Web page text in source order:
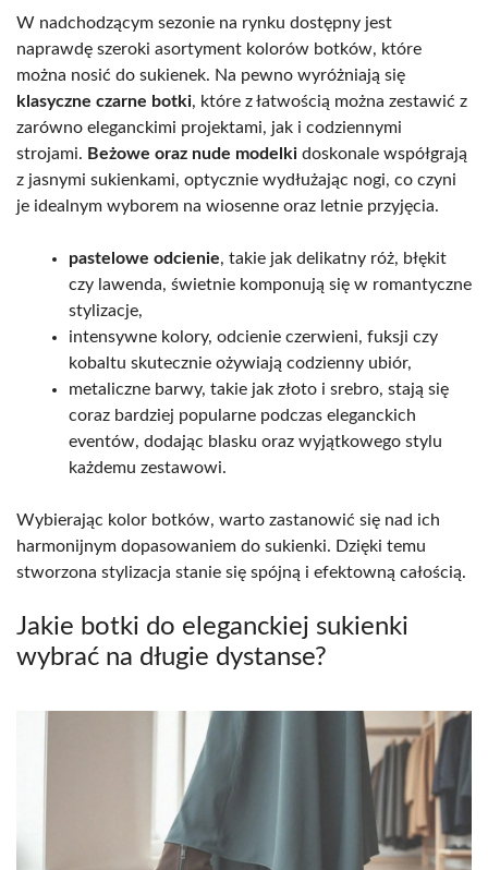
W nadchodzącym sezonie na rynku dostępny jest
naprawdę szeroki asortyment kolorów botków, które
można nosić do sukienek. Na pewno wyróżniają się
klasyczne czarne botki, które z łatwością można zestawić z
zarówno eleganckimi projektami, jak i codziennymi
strojami. Beżowe oraz nude modelki doskonale współgrają
z jasnymi sukienkami, optycznie wydłużając nogi, co czyni
je idealnym wyborem na wiosenne oraz letnie przyjęcia.
pastelowe odcienie, takie jak delikatny róż, błękit
czy lawenda, świetnie komponują się w romantyczne
stylizacje,
intensywne kolory, odcienie czerwieni, fuksji czy
kobaltu skutecznie ożywiają codzienny ubiór,
metaliczne barwy, takie jak złoto i srebro, stają się
coraz bardziej popularne podczas eleganckich
eventów, dodając blasku oraz wyjątkowego stylu
każdemu zestawowi.
Wybierając kolor botków, warto zastanowić się nad ich
harmonijnym dopasowaniem do sukienki. Dzięki temu
stworzona stylizacja stanie się spójną i efektowną całością.
Jakie botki do eleganckiej sukienki
wybrać na długie dystanse?